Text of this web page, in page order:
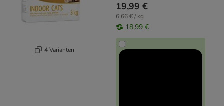
4 Varianten
19,99 €
6,66 € / kg
18,99 €